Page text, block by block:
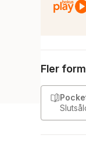
Fler